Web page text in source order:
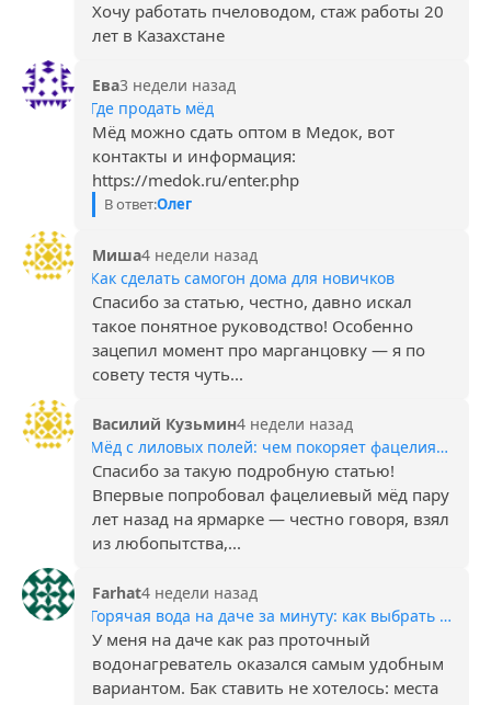
Хочу работать пчеловодом, стаж работы 20
лет в Казахстане
Ева3 недели назад
Где продать мёд
Мёд можно сдать оптом в Медок, вот
контакты и информация:
https://medok.ru/enter.php
В ответ:Олег
Миша4 недели назад
Как сделать самогон дома для новичков
Спасибо за статью, честно, давно искал
такое понятное руководство! Особенно
зацепил момент про марганцовку — я по
совету тестя чуть...
Василий Кузьмин4 недели назад
Мёд с лиловых полей: чем покоряет фацелия и почему за этот сорт охотятся гурманы
Спасибо за такую подробную статью!
Впервые попробовал фацелиевый мёд пару
лет назад на ярмарке — честно говоря, взял
из любопытства,...
Farhat4 недели назад
Горячая вода на даче за минуту: как выбрать и приручить проточный нагреватель
У меня на даче как раз проточный
водонагреватель оказался самым удобным
вариантом. Бак ставить не хотелось: места